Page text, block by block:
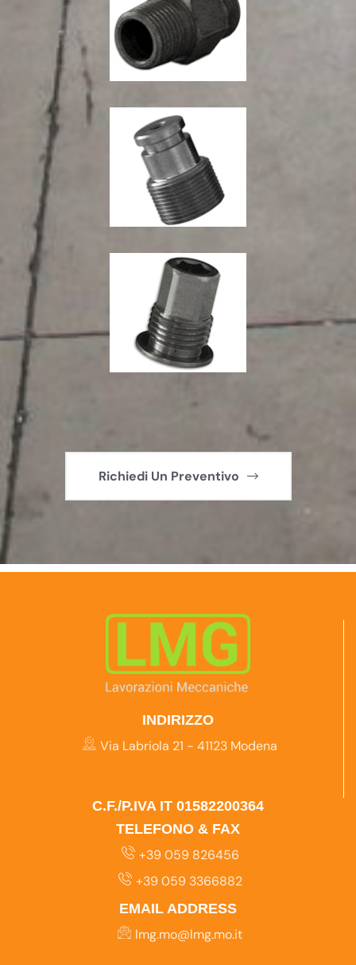
Richiedi Un Preventivo
INDIRIZZO
Via Labriola 21 - 41123 Modena
C.F./P.IVA IT 01582200364
TELEFONO & FAX
+39 059 826456
+39 059 3366882
EMAIL ADDRESS
lmg.mo@lmg.mo.it